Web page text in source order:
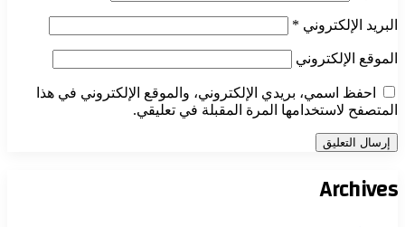
البريد الإلكتروني *
الموقع الإلكتروني
احفظ اسمي، بريدي الإلكتروني، والموقع الإلكتروني في هذا
المتصفح لاستخدامها المرة المقبلة في تعليقي.
Archives